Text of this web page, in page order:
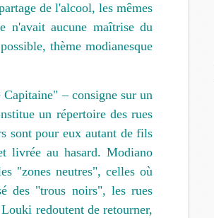
de l'alcool, les mêmes
n'avait aucune maîtrise du
thème modianesque
– consigne sur un
un répertoire des rues
sont pour eux autant de fils
livrée au hasard. Modiano
"zones neutres", celles où
des "trous noirs", les rues
redoutent de retourner,